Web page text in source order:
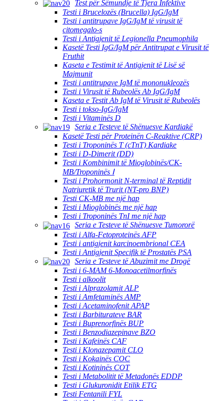
Test për Sëmundje të Tjera Infektive
Testi i Brucelozës (Brucella) IgG/IgM
Testi i antitrupave IgG/IgM të virusit të
citomegalo-s
Testi i Antigjenit të Legionella Pneumophila
Kasetë Testi IgG/IgM për Antitrupat e Virusit të
Fruthit
Kaseta e Testimit të Antigjenit të Lisë së
Majmunit
Testi i antitrupave IgM të mononukleozës
Testi i Virusit të Rubeolës Ab IgG/IgM
Kaseta e Testit Ab IgM të Virusit të Rubeolës
Testi i tokso-IgG/IgM
Testi i Vitaminës D
Seria e Testeve të Shënuesve Kardiakë
Kasetë Testi për Proteinën C-Reaktive (CRP)
Testi i Troponinës T (cTnT) Kardiake
Testi i D-Dimerit (DD)
Testi i Kombinimit të Mioglobinës/CK-
MB/Troponinës Ⅰ
Testi i Prohormonit N-terminal të Reptidit
Natriuretik të Trurit (NT-pro BNP)
Testi CK-MB me një hap
Testi i Mioglobinës me një hap
Testi i Troponinës TnI me një hap
Seria e Testeve të Shënuesve Tumororë
Testi i Alfa-Fetoproteinës AFP
Testi i antigjenit karcinoembrional CEA
Testi i Antigjenit Specifik të Prostatës PSA
Seria e Testeve të Abuzimit me Drogë
Testi i 6-MAM 6-Monoacetilmorfinës
Testi i alkoolit
Testi i Alprazolamit ALP
Testi i Amfetaminës AMP
Testi i Acetaminofenit APAP
Testi i Barbiturateve BAR
Testi i Buprenorfinës BUP
Testi i Benzodiazepinave BZO
Testi i Kafeinës CAF
Testi i Klonazepamit CLO
Testi i Kokainës COC
Testi i Kotininës COT
Testi i Metabolitit të Metadonës EDDP
Testi i Glukuronidit Etilik ETG
Testi Fentanili FYL